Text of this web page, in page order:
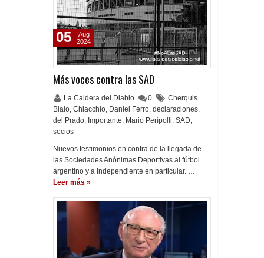
Más voces contra las SAD
La Caldera del Diablo 0
Cherquis
Bialo, Chiacchio, Daniel Ferro, declaraciones,
del Prado, Importante, Mario Perípolli, SAD,
socios
Nuevos testimonios en contra de la llegada de
las Sociedades Anónimas Deportivas al fútbol
argentino y a Independiente en particular. …
Leer más »
05
Aug
2024